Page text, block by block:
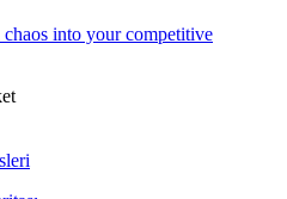
chaos into your competitive